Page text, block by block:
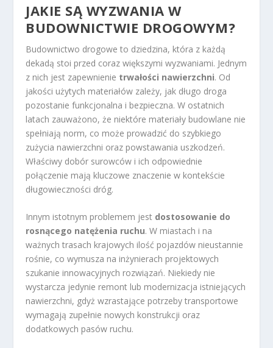
JAKIE SĄ WYZWANIA W
BUDOWNICTWIE DROGOWYM?
Budownictwo drogowe to dziedzina, która z każdą
dekadą stoi przed coraz większymi wyzwaniami. Jednym
z nich jest zapewnienie trwałości nawierzchni. Od
jakości użytych materiałów zależy, jak długo droga
pozostanie funkcjonalna i bezpieczna. W ostatnich
latach zauważono, że niektóre materiały budowlane nie
spełniają norm, co może prowadzić do szybkiego
zużycia nawierzchni oraz powstawania uszkodzeń.
Właściwy dobór surowców i ich odpowiednie
połączenie mają kluczowe znaczenie w kontekście
długowieczności dróg.
Innym istotnym problemem jest dostosowanie do
rosnącego natężenia ruchu. W miastach i na
ważnych trasach krajowych ilość pojazdów nieustannie
rośnie, co wymusza na inżynierach projektowych
szukanie innowacyjnych rozwiązań. Niekiedy nie
wystarcza jedynie remont lub modernizacja istniejących
nawierzchni, gdyż wzrastające potrzeby transportowe
wymagają zupełnie nowych konstrukcji oraz
dodatkowych pasów ruchu.